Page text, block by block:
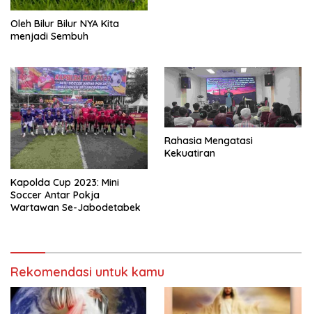
Oleh Bilur Bilur NYA Kita
menjadi Sembuh
Kapolda Cup 2023: Mini
Soccer Antar Pokja
Wartawan Se-Jabodetabek
Rahasia Mengatasi
Kekuatiran
Rekomendasi untuk kamu